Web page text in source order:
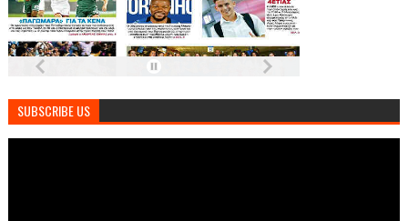
SUBSCRIBE US